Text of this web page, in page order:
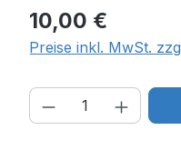
Regulärer Preis:
10,00 €
Preise inkl. MwSt.
Produkt